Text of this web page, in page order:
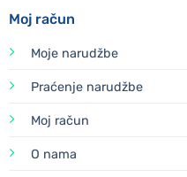
Moj račun
Moje narudžbe
Praćenje narudžbe
Moj račun
O nama